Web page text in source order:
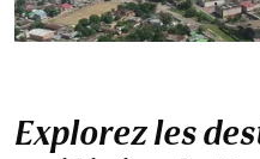
Explorez les